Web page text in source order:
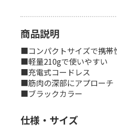
商品説明
■コンパクトサイズで携帯
■軽量210gで使いやすい
■充電式コードレス
■筋肉の深部にアプローチ
■ブラックカラー
仕様・サイズ